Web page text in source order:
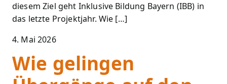
diesem Ziel geht Inklusive Bildung Bayern (IBB) in
das letzte Projektjahr. Wie […]
4. Mai 2026
Wie gelingen